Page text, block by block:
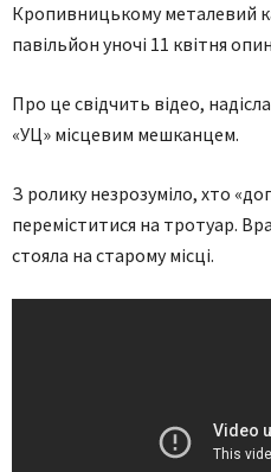
Кропивницькому металевий
павільйон уночі 11 квітня
Про це свідчить відео,
«УЦ» місцевим мешканцем.
З ролику незрозуміло, хто
переміститися на тротуар.
стояла на старому місці.